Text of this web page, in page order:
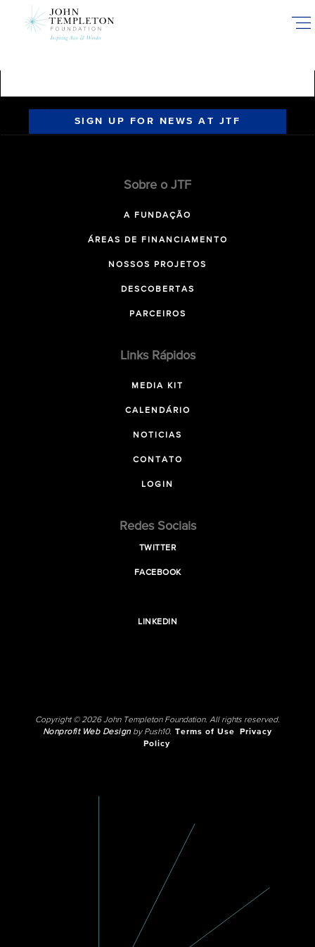
SIGN UP FOR NEWS AT JTF
Sobre o JTF
A FUNDAÇÃO
ÁREAS DE FINANCIAMENTO
NOSSOS PROJETOS
DESCOBERTAS
PARCEIROS
Links Rápidos
MEDIA KIT
CALENDÁRIO
NOTICIAS
CONTATO
LOGIN
Redes Sociais
TWITTER
FACEBOOK
LINKEDIN
Copyright © 2026 John Templeton Foundation. All rights reserved.
Nonprofit Web Designby Push10. Terms of Use
Privacy
Policy